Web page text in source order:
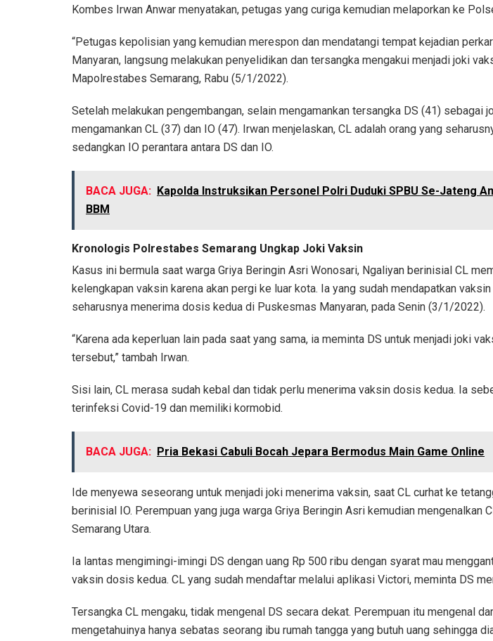
Kombes Irwan Anwar menyatakan, petugas yang curiga kemudian melaporkan ke
“Petugas kepolisian yang kemudian merespon dan mendatangi tempat kejadian
Manyaran, langsung melakukan penyelidikan dan tersangka mengakui menjadi joki
Mapolrestabes Semarang, Rabu (5/1/2022).
Setelah melakukan pengembangan, selain mengamankan tersangka DS (41) sebagai
mengamankan CL (37) dan IO (47). Irwan menjelaskan, CL adalah orang yang
sedangkan IO perantara antara DS dan IO.
BACA JUGA: Kapolda Instruksikan Personel Polri Duduki SPBU Se-Jateng
BBM
Kronologis Polrestabes Semarang Ungkap Joki Vaksin
Kasus ini bermula saat warga Griya Beringin Asri Wonosari, Ngaliyan berinisial CL
kelengkapan vaksin karena akan pergi ke luar kota. Ia yang sudah mendapatkan
seharusnya menerima dosis kedua di Puskesmas Manyaran, pada Senin (3/1/2022).
“Karena ada keperluan lain pada saat yang sama, ia meminta DS untuk menjadi joki
tersebut,” tambah Irwan.
Sisi lain, CL merasa sudah kebal dan tidak perlu menerima vaksin dosis kedua. Ia
terinfeksi Covid-19 dan memiliki kormobid.
BACA JUGA: Pria Bekasi Cabuli Bocah Jepara Bermodus Main Game Online
Ide menyewa seseorang untuk menjadi joki menerima vaksin, saat CL curhat ke
berinisial IO. Perempuan yang juga warga Griya Beringin Asri kemudian mengenalkan
Semarang Utara.
Ia lantas mengimingi-imingi DS dengan uang Rp 500 ribu dengan syarat mau
vaksin dosis kedua. CL yang sudah mendaftar melalui aplikasi Victori, meminta DS
Tersangka CL mengaku, tidak mengenal DS secara dekat. Perempuan itu mengenal
mengetahuinya hanya sebatas seorang ibu rumah tangga yang butuh uang sehingga